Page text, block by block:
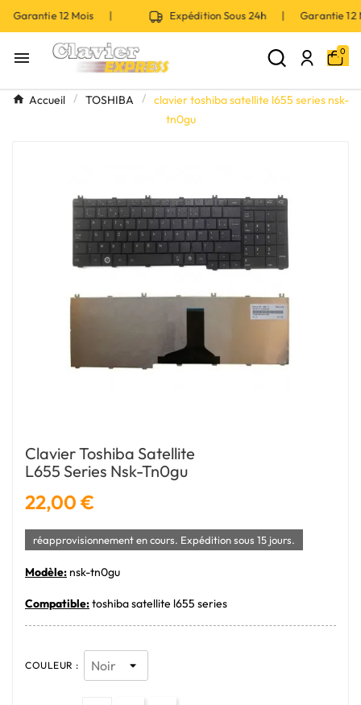
12 Mois | Expédition Sous 24h | Garantie
 0
Accueil TOSHIBA
clavier toshiba satellite l655 series nsk-
tn0gu
Clavier Toshiba Satellite
L655 Series Nsk-Tn0gu
22,00 €
réapprovisionnement en cours. Expédition sous 15 jours.
Modèle: nsk-tn0gu
Compatible:toshiba satellite l655 series
COULEUR :